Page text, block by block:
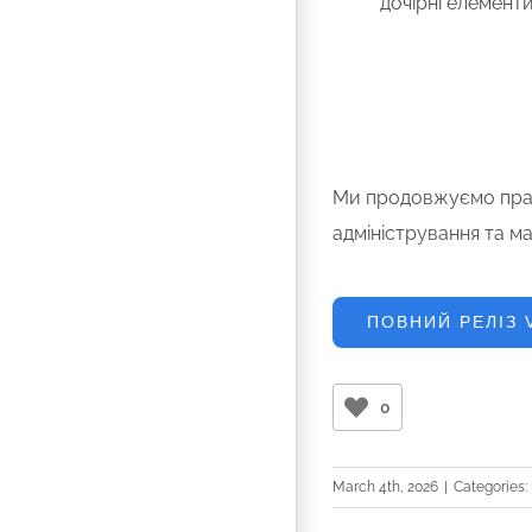
Ми продовжуємо
адміністрування та
ПОВНИЙ РЕЛІЗ
0
March 4th, 2026 | Categories: